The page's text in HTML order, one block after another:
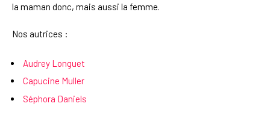
la maman donc, mais aussi la femme.
Nos autrices :
Audrey Longuet
Capucine Muller
Séphora Daniels